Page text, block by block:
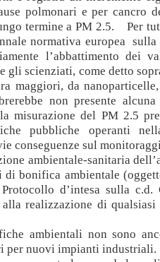
polmonari e per cancro
termine a PM 2.5. Per
normativa europea sulla
l’abbattimento dei
gli scienziati, come detto
maggiori, da
non presente alcuna
misurazione del PM 2.5
pubbliche operanti
conseguenze sul
ambientale-sanitaria
di bonifica ambientale
d’intesa sulla c.d.
alla realizzazione di
ambientali non sono
per nuovi impianti industriali.